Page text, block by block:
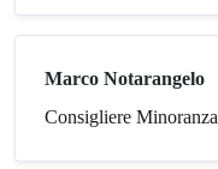
Marco Notarangelo
Consigliere Minoranza